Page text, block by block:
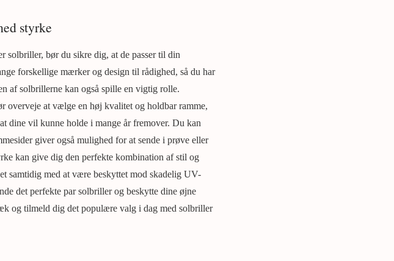
styrke
solbriller, bør du sikre dig, at de passer til din
forskellige mærker og design til rådighed, så du har
af solbrillerne kan også spille en vigtig rolle.
overveje at vælge en høj kvalitet og holdbar ramme,
dine vil kunne holde i mange år fremover. Du kan
giver også mulighed for at sende i prøve eller
kan give dig den perfekte kombination af stil og
samtidig med at være beskyttet mod skadelig UV-
det perfekte par solbriller og beskytte dine øjne
og tilmeld dig det populære valg i dag med solbriller